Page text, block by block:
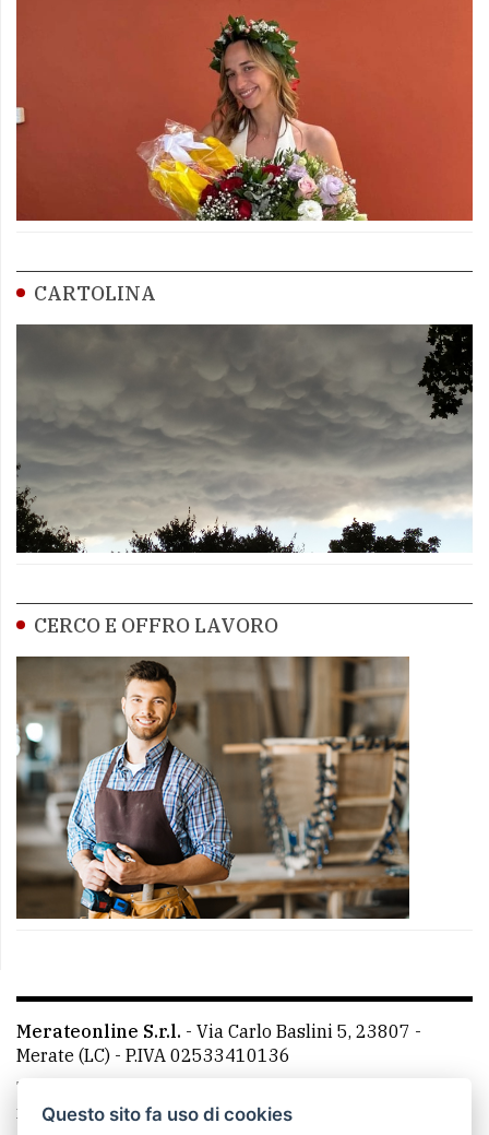
CARTOLINA
CERCO E OFFRO LAVORO
Merateonline S.r.l. - Via Carlo Baslini 5, 23807 -
Merate (LC) - P.IVA 02533410136
Telefono:
mail: redazione@merateonline.it
Questo sito fa uso di cookies